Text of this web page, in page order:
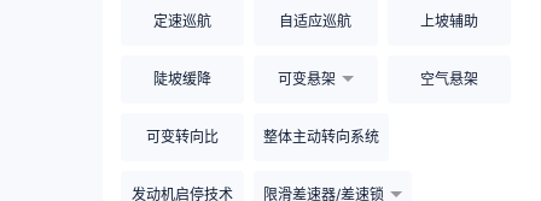
定速巡航 自适应巡航 上坡辅助
陡坡缓降 可变悬架 空气悬架
可变转向比 整体主动转向系统
发动机启停技术 限滑差速器/差速锁